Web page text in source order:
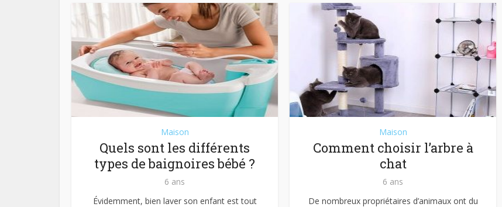
Maison
Quels sont les différents
types de baignoires bébé ?
6 ans
Évidemment, bien laver son enfant est tout
Maison
Comment choisir l’arbre à
chat
6 ans
De nombreux propriétaires d’animaux ont du